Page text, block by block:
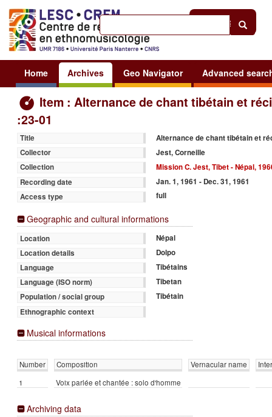
Sign in
Home Archives Geo Navigator Advanced
Item : Alternance de chant tibétain et
:23-01
Title
Alternance de chant tibétain et
Collector
Jest, Corneille
Collection
Mission C. Jest, Tibet - Népal,
Recording date
Jan. 1, 1961 - Dec. 31, 1961
Access type
full
Geographic and cultural informations
Location
Népal
Location details
Dolpo
Language
Tibétains
Language (ISO norm)
Tibetan
Population / social group
Tibétain
Ethnographic context
Musical informations
Number Composition Vernacular name
1
Voix parlée et chantée : solo d'homme
Archiving data